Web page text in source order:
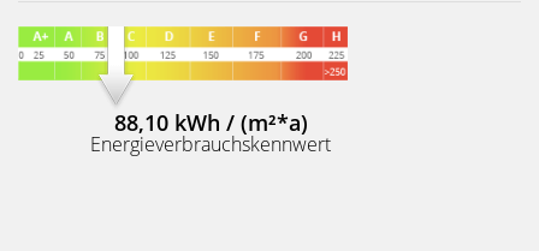
88,10 kWh / (m²*a)
Energieverbrauchskennwert